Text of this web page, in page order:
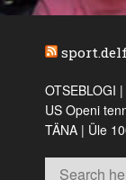
OTSEBLOGI
US Openi
TÄNA | Üle